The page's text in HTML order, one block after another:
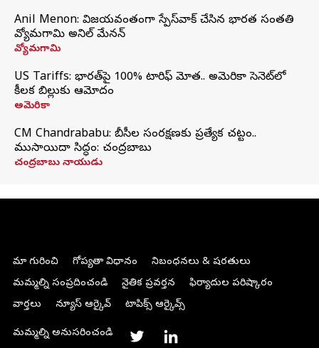
Anil Menon: విజయవంతంగా స్పేస్‌వాక్‌ చేసిన భారత సంతతి
వ్యోమగామి అనిల్‌ మేనన్
వ్యోమగామి
US Tariffs: భారత్‌పై 100% టారిఫ్‌ మోత.. అమెరికా సెనెట్‌లో
కీలక బిల్లుకు ఆమోదం
అమెరికా
CM Chandrababu: బీసీల సంరక్షణకు ప్రత్యేక చట్టం..
ముసాయిదా సిద్ధం: చంద్రబాబు
చంద్రబాబు నాయుడు
మా గురించి గోప్యతా విధానం
నిబంధనలు & షరతులు
మమ్మల్ని సంప్రదించండి
నైతిక ప్రవర్తన
ఫిర్యాదుల పరిష్కారం
వార్తలు
న్యూస్ ఆర్కైవ్ టాపిక్స్ ఆర్కైవ్స్
మమ్మల్ని అనుసరించండి